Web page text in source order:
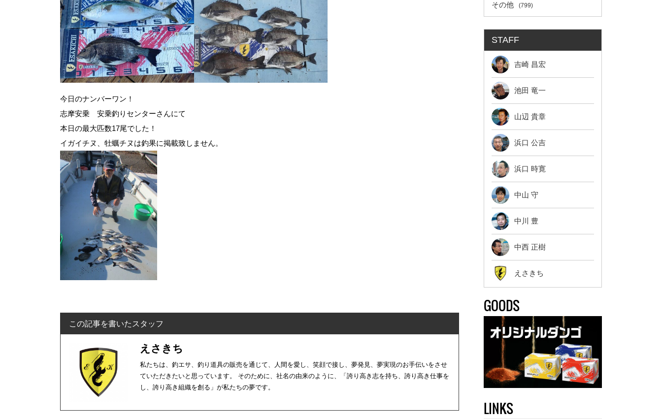
今日のナンバーワン！
志摩安乗 安乗釣りセンターさんにて
本日の最大匹数17尾でした！
イガイチヌ、牡蠣チヌは釣果に掲載致しません。
この記事を書いたスタッフ
えさきち
私たちは、釣エサ、釣り道具の販売を通じて、人間を愛し、笑顔で接し、夢発見、夢実現のお手伝いをさせ
ていただきたいと思っています。 そのために、社名の由来のように、「誇り高き志を持ち、誇り高き仕事を
し、誇り高き組織を創る」が私たちの夢です。
その他 (799)
STAFF
吉崎 昌宏
池田 竜一
山辺 貴章
浜口 公吉
浜口 時寛
中山 守
中川 豊
中西 正樹
えさきち
GOODS
LINKS